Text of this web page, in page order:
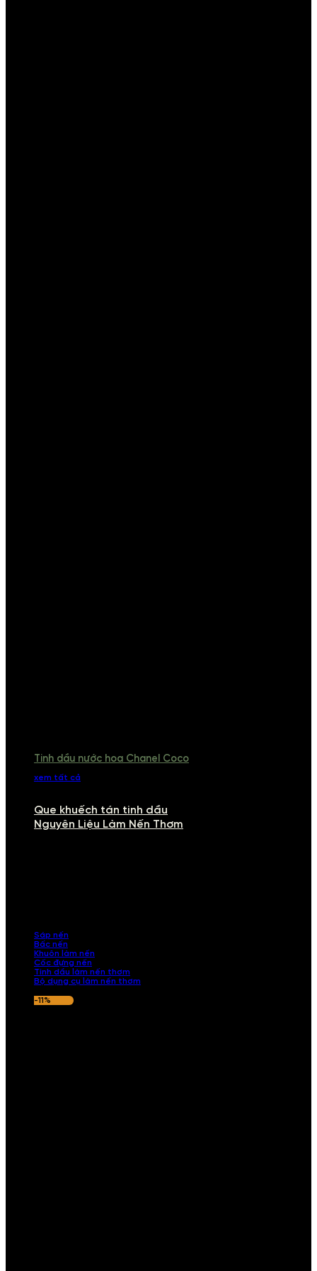
Tinh dầu nước hoa Chanel Coco
xem tất cả
Que khuếch tán tinh dầu
Nguyên Liệu Làm Nến Thơm
Sáp nến
Bấc nến
Khuôn làm nến
Cốc đựng nến
Tinh dầu làm nến thơm
Bộ dụng cụ làm nến thơm
-11%